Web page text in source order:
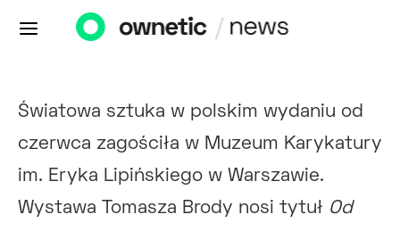
Światowa sztuka w polskim wydaniu od
czerwca zagościła w Muzeum Karykatury
im. Eryka Lipińskiego w Warszawie.
Wystawa Tomasza Brody nosi tytuł Od